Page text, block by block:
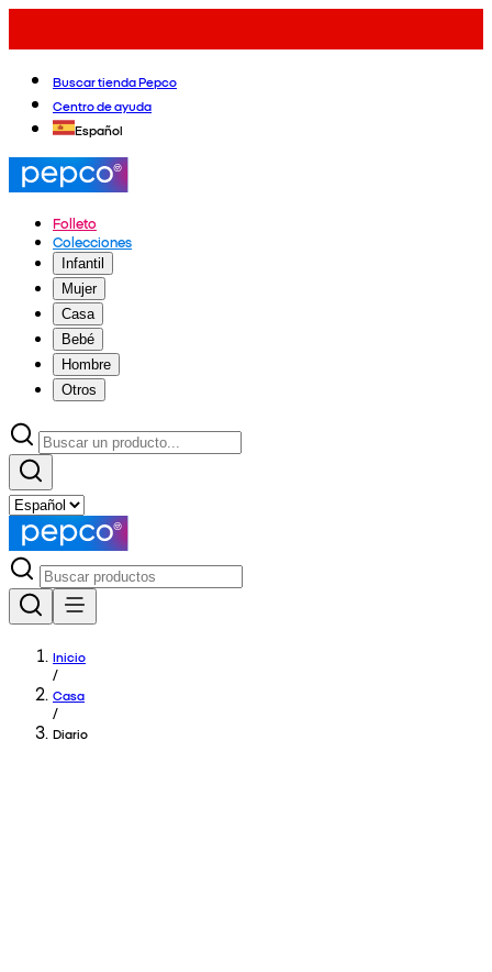
Buscar tienda Pepco
Centro de ayuda
Español
Folleto
Colecciones
Infantil
Mujer
Casa
Bebé
Hombre
Otros
Inicio
/
Casa
/
Diario